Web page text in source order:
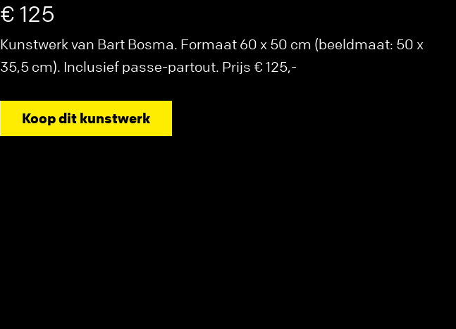
€ 125
Kunstwerk van Bart Bosma. Formaat 60 x 50 cm (beeldmaat: 50 x
35,5 cm). Inclusief passe-partout. Prijs € 125,-
Koop dit kunstwerk